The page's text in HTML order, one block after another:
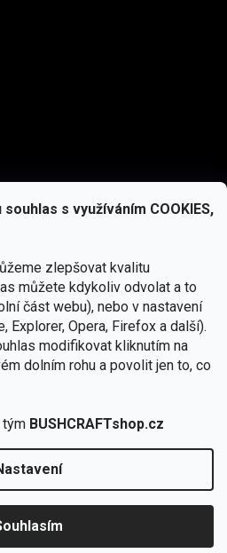
souhlas s využíváním COOKIES,
zlepšovat kvalitu
můžete kdykoliv odvolat a to
část webu), nebo v nastavení
Explorer, Opera, Firefox a další).
modifikovat kliknutím na
dolním rohu a povolit jen to, co
tým BUSHCRAFTshop.cz
o kurz s
údajů
. Všechna práva
nastavení cookies